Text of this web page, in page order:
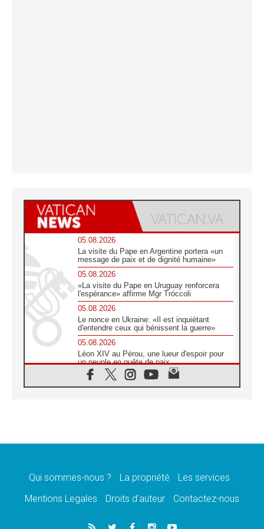
05.08.2026
La visite du Pape en Argentine portera «un
message de paix et de dignité humaine»
05.08.2026
«La visite du Pape en Uruguay renforcera
l'espérance» affirme Mgr Tróccoli
05.08.2026
Le nonce en Ukraine: «Il est inquiétant
d'entendre ceux qui bénissent la guerre»
05.08.2026
Léon XIV au Pérou, une lueur d'espoir pour
un peuple en quête de paix
05.08.2026
SCEAM: L'Église en Afrique vers
en Argentine et au Pérou
Audience générale: la prière est un acte
04.08.2026
Qui sommes-nous ? La propriété
Les services
Mentions Legales
Droits d’auteur Contactez-nous